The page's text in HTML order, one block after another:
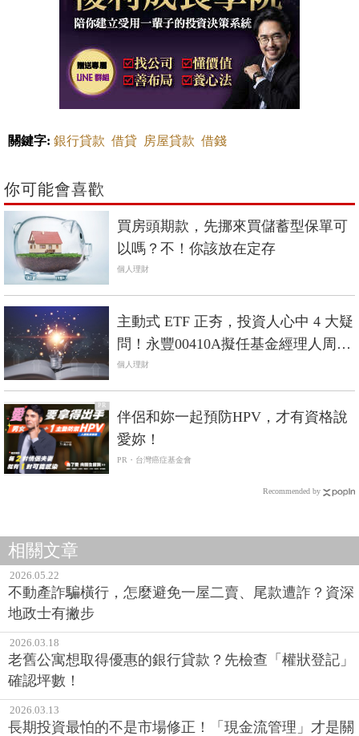
關鍵字: 銀行貸款 借貸 房屋貸款 借錢
你可能會喜歡
買房頭期款，先挪來買儲蓄型保單可
以嗎？不！你該放在定存
個人理財
主動式 ETF 正夯，投資人心中 4 大疑
問！永豐00410A擬任基金經理人周力
行親自解答
個人理財
PR
伴侶和妳一起預防HPV，才有資格說
愛妳！
PR・台灣癌症基金會
Recommended by
相關文章
2026.05.22
不動產詐騙橫行，怎麼避免一屋二賣、尾款遭詐？資深
地政士有撇步
2026.03.18
老舊公寓想取得優惠的銀行貸款？先檢查「權狀登記」
確認坪數！
2026.03.13
長期投資最怕的不是市場修正！「現金流管理」才是關